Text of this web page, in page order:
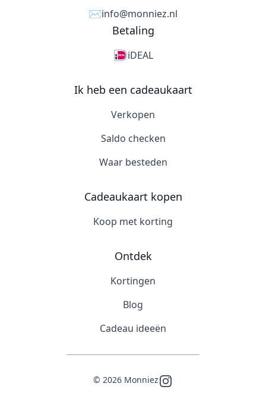
✉️info@monniez.nl
Betaling
iDEAL
Ik heb een cadeaukaart
Verkopen
Saldo checken
Waar besteden
Cadeaukaart kopen
Koop met korting
Ontdek
Kortingen
Blog
Cadeau ideeën
© 2026 MonniezInstagram